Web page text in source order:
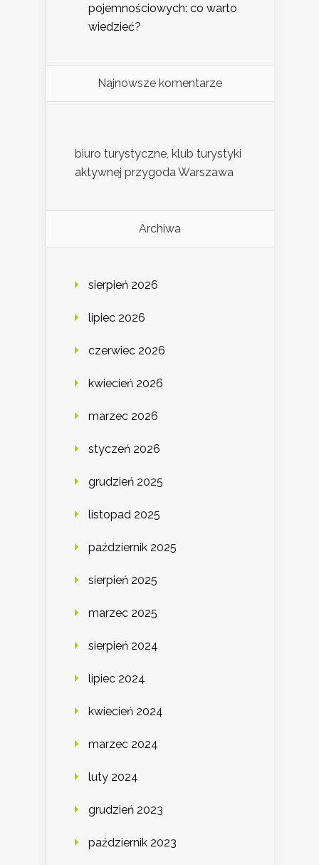
pojemnościowych: co warto
wiedzieć?
Najnowsze komentarze
biuro turystyczne, klub turystyki
aktywnej przygoda Warszawa
Archiwa
sierpień 2026
lipiec 2026
czerwiec 2026
kwiecień 2026
marzec 2026
styczeń 2026
grudzień 2025
listopad 2025
październik 2025
sierpień 2025
marzec 2025
sierpień 2024
lipiec 2024
kwiecień 2024
marzec 2024
luty 2024
grudzień 2023
październik 2023